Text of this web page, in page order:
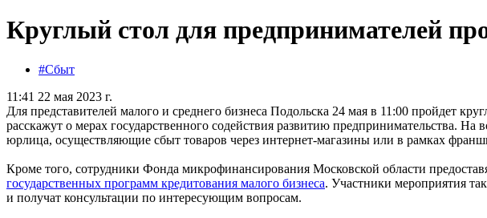
Круглый стол для предпринимателей
#Сбыт
11:41 22 мая 2023 г.
Для представителей малого и среднего бизнеса Подольска 24 мая в 11:00 пройдет
расскажут о мерах государственного содействия развитию предпринимательства.
юрлица, осуществляющие сбыт товаров через интернет-магазины или в рамках
Кроме того, сотрудники Фонда микрофинансирования Московской области
государственных программ кредитования малого бизнеса. Участники мероприятия
и получат консультации по интересующим вопросам.